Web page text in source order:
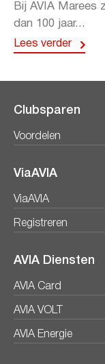
Bij AVIA Marees
dan 100 jaar...
Lees verder
Clubsparen
Voordelen
ViaAVIA
ViaAVIA
Registreren
AVIA Diensten
AVIA Card
AVIA VOLT
AVIA Energie